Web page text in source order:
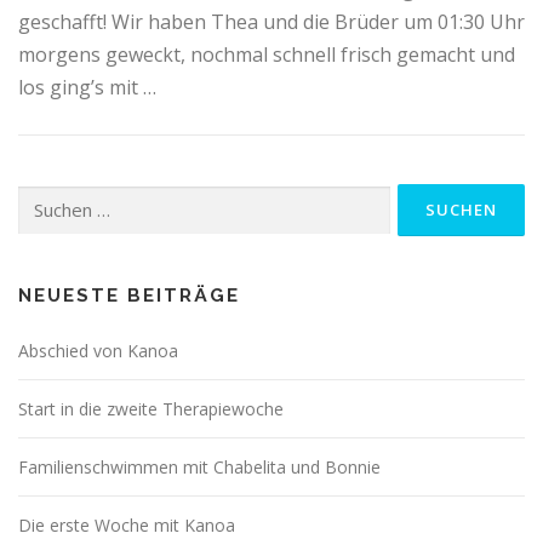
geschafft! Wir haben Thea und die Brüder um 01:30 Uhr
morgens geweckt, nochmal schnell frisch gemacht und
los ging’s mit …
Suchen
NEUESTE BEITRÄGE
Abschied von Kanoa
Start in die zweite Therapiewoche
Familienschwimmen mit Chabelita und Bonnie
Die erste Woche mit Kanoa